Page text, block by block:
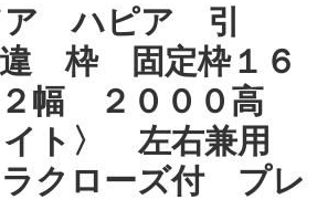
ア ハピア 引
違 枠 固定枠１６
幅 ２０００高
イト〉 左右兼用
クローズ付 プレ